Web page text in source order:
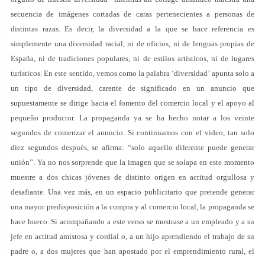
secuencia de imágenes cortadas de caras pertenecientes a personas de
distintas razas. Es decir, la diversidad a la que se hace referencia es
simplemente una diversidad racial, ni de oficios, ni de lenguas propias de
España, ni de tradiciones populares, ni de estilos artísticos, ni de lugares
turísticos. En este sentido, vemos como la palabra ‘diversidad’ apunta solo a
un tipo de diversidad, carente de significado en un anuncio que
supuestamente se dirige hacia el fomento del comercio local y el apoyo al
pequeño productor. La propaganda ya se ha hecho notar a los veinte
segundos de comenzar el anuncio. Si continuamos con el video, tan solo
diez segundos después, se afirma: “solo aquello diferente puede generar
unión”. Ya no nos sorprende que la imagen que se solapa en este momento
muestre a dos chicas jóvenes de distinto origen en actitud orgullosa y
desafiante. Una vez más, en un espacio publicitario que pretende generar
una mayor predisposición a la compra y al comercio local, la propaganda se
hace hueco. Si acompañando a este verso se mostrase a un empleado y a su
jefe en actitud amistosa y cordial o, a un hijo aprendiendo el trabajo de su
padre o, a dos mujeres que han apostado por el emprendimiento rural, el